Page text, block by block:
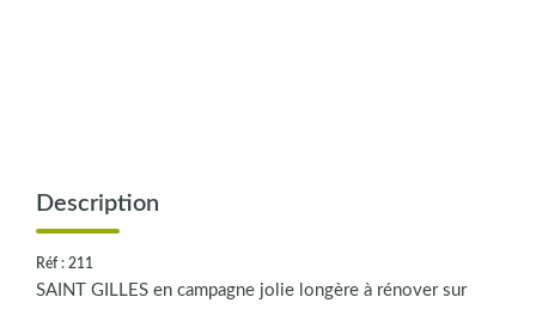
Description
Réf : 211
SAINT GILLES en campagne jolie longère à rénover sur